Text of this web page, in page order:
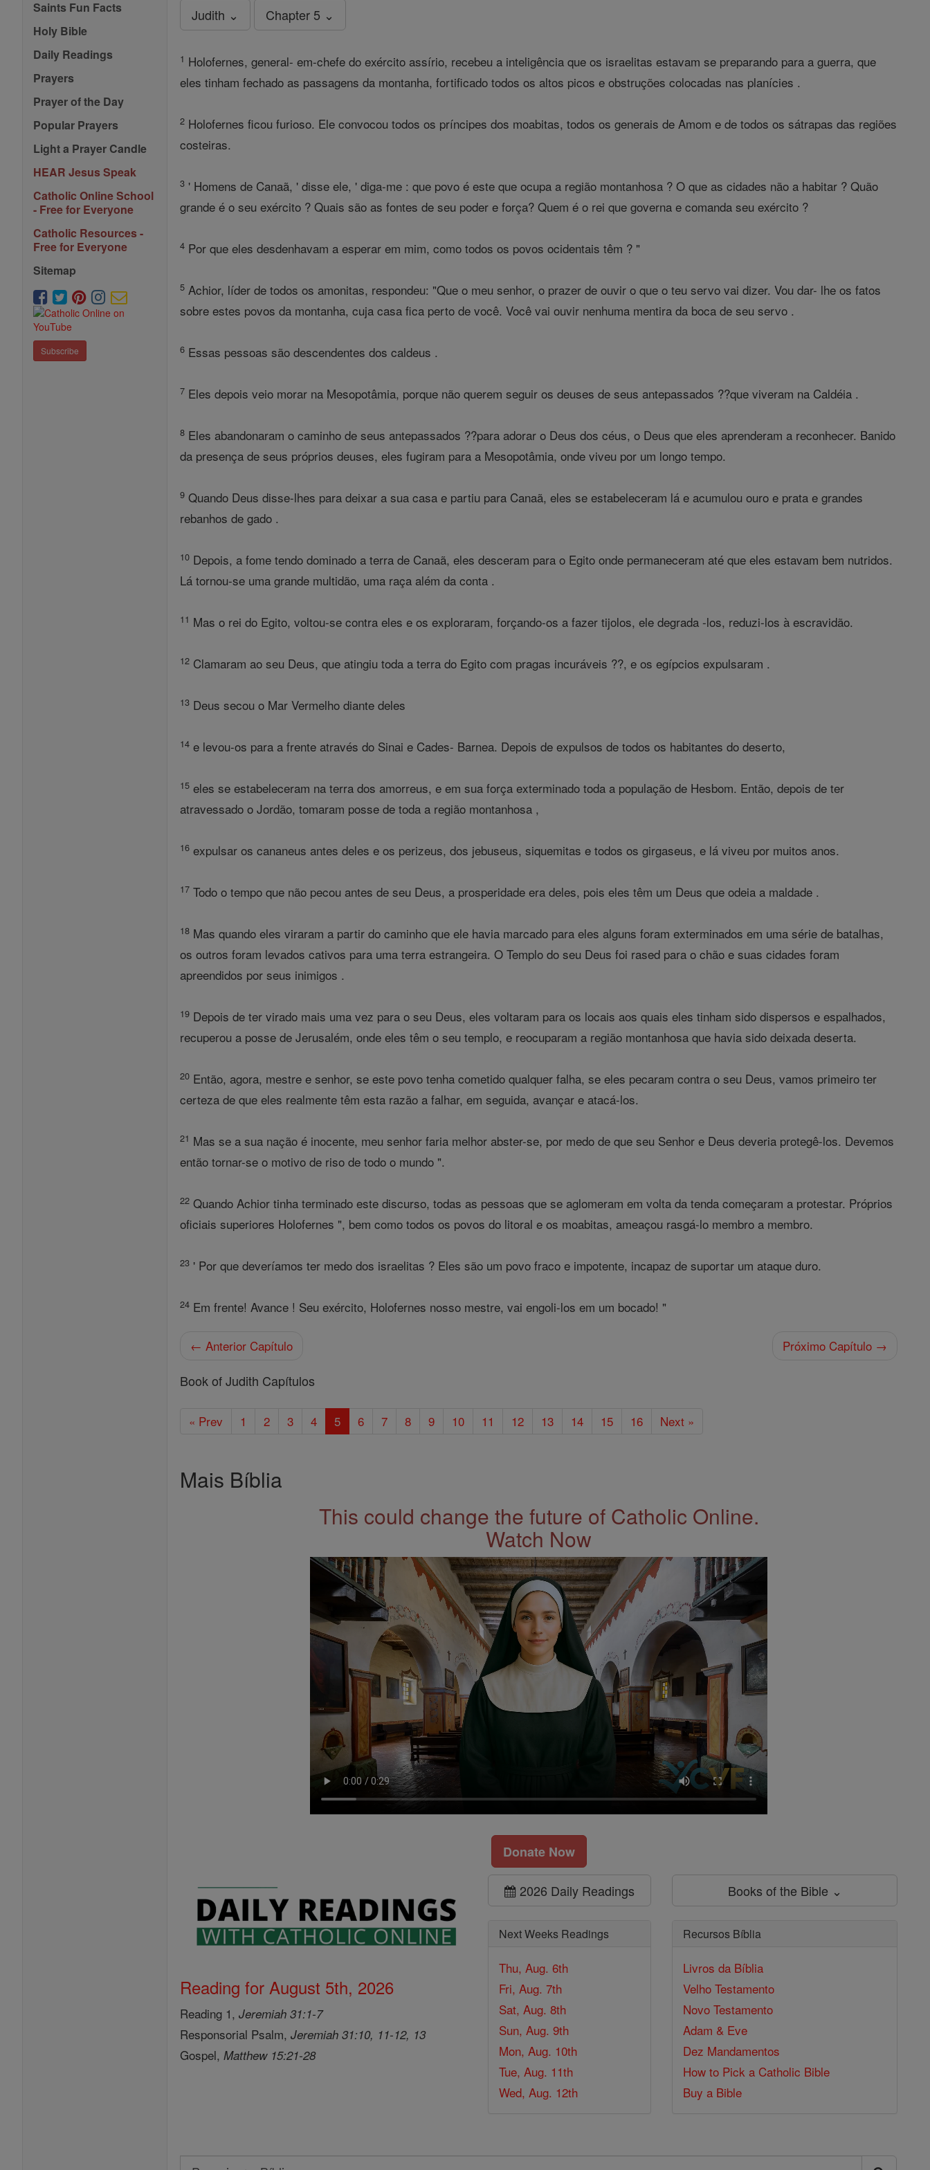
Saints Fun Facts
Holy Bible
Daily Readings
Prayers
Prayer of the Day
Popular Prayers
Light a Prayer Candle
HEAR Jesus Speak
Catholic Online School
- Free for Everyone
Catholic Resources -
Free for Everyone
Sitemap
Subscribe
Judith ⌄ Chapter 5 ⌄
1 Holofernes, general- em-chefe do exército assírio, recebeu a inteligência que os israelitas estavam se preparando para a guerra, que
eles tinham fechado as passagens da montanha, fortificado todos os altos picos e obstruções colocadas nas planícies .
2 Holofernes ficou furioso. Ele convocou todos os príncipes dos moabitas, todos os generais de Amom e de todos os sátrapas das regiões
costeiras.
3 ' Homens de Canaã, ' disse ele, ' diga-me : que povo é este que ocupa a região montanhosa ? O que as cidades não a habitar ? Quão
grande é o seu exército ? Quais são as fontes de seu poder e força? Quem é o rei que governa e comanda seu exército ?
4 Por que eles desdenhavam a esperar em mim, como todos os povos ocidentais têm ? "
5 Achior, líder de todos os amonitas, respondeu: "Que o meu senhor, o prazer de ouvir o que o teu servo vai dizer. Vou dar- lhe os fatos
sobre estes povos da montanha, cuja casa fica perto de você. Você vai ouvir nenhuma mentira da boca de seu servo .
6 Essas pessoas são descendentes dos caldeus .
7 Eles depois veio morar na Mesopotâmia, porque não querem seguir os deuses de seus antepassados ??que viveram na Caldéia .
8 Eles abandonaram o caminho de seus antepassados ??para adorar o Deus dos céus, o Deus que eles aprenderam a reconhecer. Banido
da presença de seus próprios deuses, eles fugiram para a Mesopotâmia, onde viveu por um longo tempo.
9 Quando Deus disse-lhes para deixar a sua casa e partiu para Canaã, eles se estabeleceram lá e acumulou ouro e prata e grandes
rebanhos de gado .
10 Depois, a fome tendo dominado a terra de Canaã, eles desceram para o Egito onde permaneceram até que eles estavam bem nutridos.
Lá tornou-se uma grande multidão, uma raça além da conta .
11 Mas o rei do Egito, voltou-se contra eles e os exploraram, forçando-os a fazer tijolos, ele degrada -los, reduzi-los à escravidão.
12 Clamaram ao seu Deus, que atingiu toda a terra do Egito com pragas incuráveis ??, e os egípcios expulsaram .
13 Deus secou o Mar Vermelho diante deles
14 e levou-os para a frente através do Sinai e Cades- Barnea. Depois de expulsos de todos os habitantes do deserto,
15 eles se estabeleceram na terra dos amorreus, e em sua força exterminado toda a população de Hesbom. Então, depois de ter
atravessado o Jordão, tomaram posse de toda a região montanhosa ,
16 expulsar os cananeus antes deles e os perizeus, dos jebuseus, siquemitas e todos os girgaseus, e lá viveu por muitos anos.
17 Todo o tempo que não pecou antes de seu Deus, a prosperidade era deles, pois eles têm um Deus que odeia a maldade .
18 Mas quando eles viraram a partir do caminho que ele havia marcado para eles alguns foram exterminados em uma série de batalhas,
os outros foram levados cativos para uma terra estrangeira. O Templo do seu Deus foi rased para o chão e suas cidades foram
apreendidos por seus inimigos .
19 Depois de ter virado mais uma vez para o seu Deus, eles voltaram para os locais aos quais eles tinham sido dispersos e espalhados,
recuperou a posse de Jerusalém, onde eles têm o seu templo, e reocuparam a região montanhosa que havia sido deixada deserta.
20 Então, agora, mestre e senhor, se este povo tenha cometido qualquer falha, se eles pecaram contra o seu Deus, vamos primeiro ter
certeza de que eles realmente têm esta razão a falhar, em seguida, avançar e atacá-los.
21 Mas se a sua nação é inocente, meu senhor faria melhor abster-se, por medo de que seu Senhor e Deus deveria protegê-los. Devemos
então tornar-se o motivo de riso de todo o mundo ".
22 Quando Achior tinha terminado este discurso, todas as pessoas que se aglomeram em volta da tenda começaram a protestar. Próprios
oficiais superiores Holofernes ", bem como todos os povos do litoral e os moabitas, ameaçou rasgá-lo membro a membro.
23 ' Por que deveríamos ter medo dos israelitas ? Eles são um povo fraco e impotente, incapaz de suportar um ataque duro.
24 Em frente! Avance ! Seu exército, Holofernes nosso mestre, vai engoli-los em um bocado! "
← Anterior Capítulo Próximo Capítulo →
Book of Judith Capítulos
« Prev 1 2 3 4 5 6 7 8 9 10 11 12 13 14 15 16 Next »
Mais Bíblia
This could change the future of Catholic Online.
Watch Now
Donate Now
Reading for August 5th, 2026
Reading 1,Jeremiah 31:1-7
Responsorial Psalm,Jeremiah 31:10, 11-12, 13
Gospel,Matthew 15:21-28
2026 Daily Readings
Next Weeks Readings
Thu, Aug. 6th
Fri, Aug. 7th
Sat, Aug. 8th
Sun, Aug. 9th
Mon, Aug. 10th
Tue, Aug. 11th
Wed, Aug. 12th
Books of the Bible ⌄
Recursos Bíblia
Livros da Bíblia
Velho Testamento
Novo Testamento
Adam & Eve
Dez Mandamentos
How to Pick a Catholic Bible
Buy a Bible
Search